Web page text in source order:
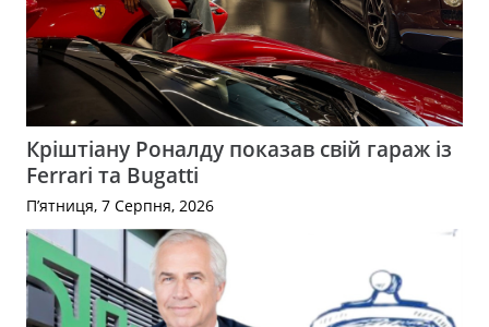
Кріштіану Роналду показав свій гараж із
Ferrari та Bugatti
П’ятниця, 7 Серпня, 2026